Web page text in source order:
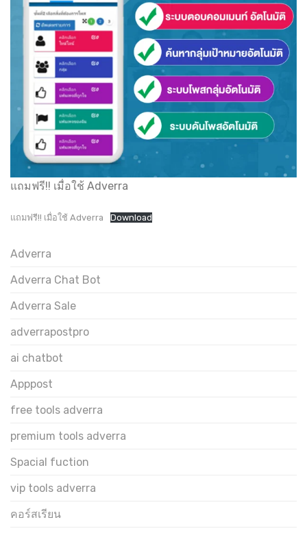
แถมฟรี!! เมื่อใช้ Adverra
แถมฟรี!! เมื่อใช้ Adverra Download
Adverra
Adverra Chat Bot
Adverra Sale
adverrapostpro
ai chatbot
Apppost
free tools adverra
premium tools adverra
Spacial fuction
vip tools adverra
คอร์สเรียน